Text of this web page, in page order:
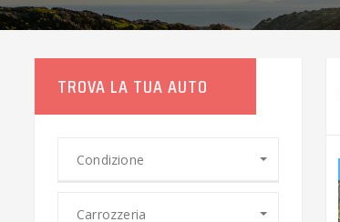
TROVA LA TUA AUTO
Condizione
Carrozzeria